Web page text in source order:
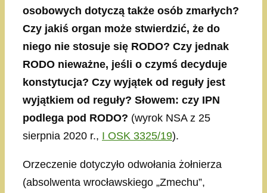
osobowych dotyczą także osób zmarłych?
Czy jakiś organ może stwierdzić, że do
niego nie stosuje się RODO? Czy jednak
RODO nieważne, jeśli o czymś decyduje
konstytucja? Czy wyjątek od reguły jest
wyjątkiem od reguły? Słowem: czy IPN
podlega pod RODO? (wyrok NSA z 25
sierpnia 2020 r., I OSK 3325/19).
Orzeczenie dotyczyło odwołania żołnierza
(absolwenta wrocławskiego „Zmechu”,